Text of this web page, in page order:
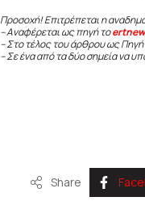
Προσοχή! Επιτρέπεται η
– Αναφέρεται ως πηγή το
– Στο τέλος του άρθρου ως Πηγή
– Σε ένα από τα δύο σημεία να
Share